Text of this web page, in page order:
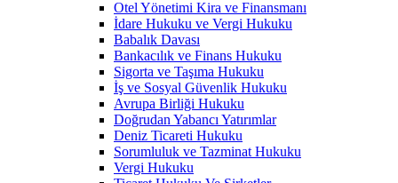
Otel Yönetimi Kira ve Finansmanı
İdare Hukuku ve Vergi Hukuku
Babalık Davası
Bankacılık ve Finans Hukuku
Sigorta ve Taşıma Hukuku
İş ve Sosyal Güvenlik Hukuku
Avrupa Birliği Hukuku
Doğrudan Yabancı Yatırımlar
Deniz Ticareti Hukuku
Sorumluluk ve Tazminat Hukuku
Vergi Hukuku